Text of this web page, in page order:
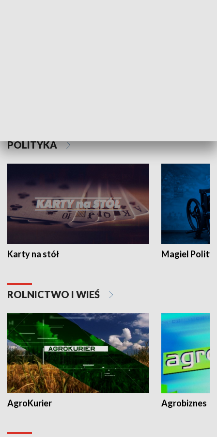
POLITYKA
Karty na stół Magiel
ROLNICTWO I WIEŚ
AgroKurier Agrobiznes